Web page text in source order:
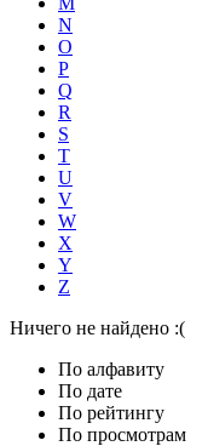
N
O
P
Q
R
S
T
U
V
W
X
Y
Z
Ничего не найдено :(
По алфавиту
По дате
По рейтингу
По просмотрам